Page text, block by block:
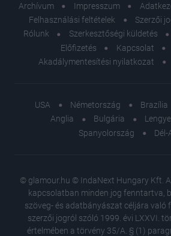
Archívum Impresszum
Felhasználási feltételek
Szerzői
Rólunk
Szerkesztőségi küldetés
Előfizetés
Kapcsolat
Akadálymentesítési nyilatkozat
USA Németország Brazília
Anglia
Bulgária
Spanyolország
© glamour.hu © IndaNext Hungary Kft.
kapcsolatban minden jog fenntartva,
szöveg- és adatbányászat céljára való
szerzői jogról szóló 1999. évi LXXVI.
értelmében a törvény 35/A. § (1)